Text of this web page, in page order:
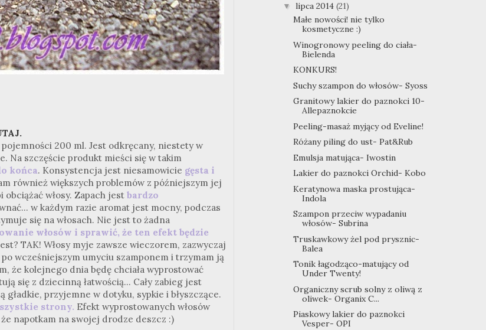
200 ml. Jest odkręcany, niestety w
Na szczęście produkt mieści się w takim
końca. Konsystencja jest niesamowicie gęsta i
również większych problemów z późniejszym jej
włosy. Zapach jest bardzo
w każdym razie aromat jest mocny, podczas
się na włosach. Nie jest to żadna
włosów i sprawić, że ten efekt będzie
TAK! Włosy myje zawsze wieczorem, zazwyczaj
po wcześniejszym umyciu szamponem i trzymam ją
że kolejnego dnia będę chciała wyprostować
się z dziecinną łatwością... Cały zabieg jest
gładkie, przyjemne w dotyku, sypkie i błyszczące.
strony. Efekt wyprostowanych włosów
napotkam na swojej drodze deszcz :)
▼ lipca 2014 (21)
Małe nowości! nie tylko
kosmetyczne :)
Winogronowy peeling do ciała-
Bielenda
KONKURS!
Suchy szampon do włosów- Syoss
Granitowy lakier do paznokci 10-
Allepaznokcie
Peeling-masaż myjący od Eveline!
Różany piling do ust- Pat&Rub
Emulsja matująca- Iwostin
Lakier do paznokci Orchid- Kobo
Keratynowa maska prostująca-
Indola
Szampon przeciw wypadaniu
włosów- Subrina
Truskawkowy żel pod prysznic-
Balea
Tonik łagodząco-matujący od
Under Twenty!
Organiczny scrub solny z oliwą z
oliwek- Organix C...
Piaskowy lakier do paznokci
Vesper- OPI